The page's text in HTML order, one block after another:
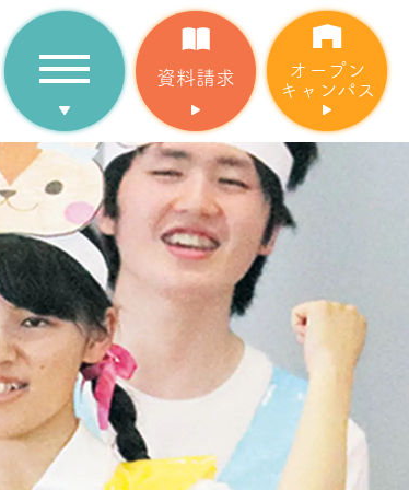
資料請求
オープン
キャンパス